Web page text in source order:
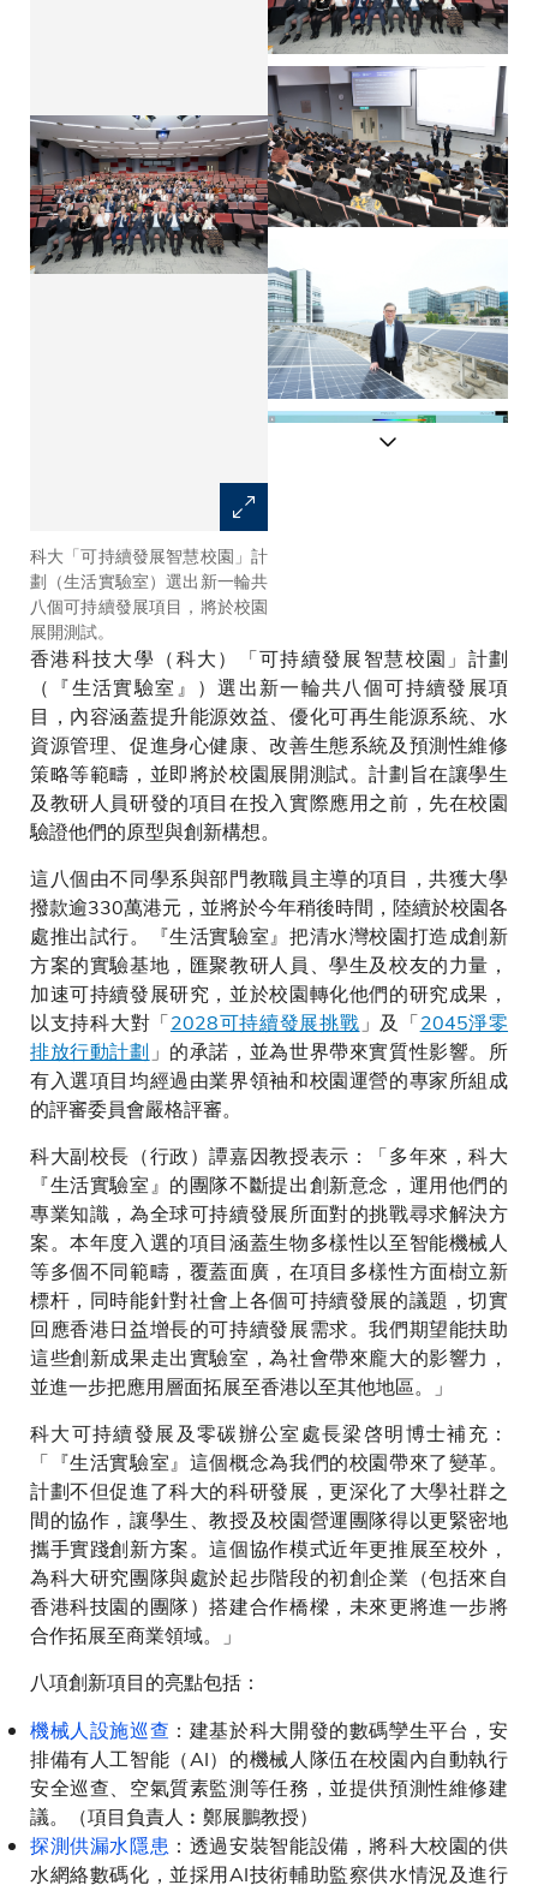
科大「可持續發展智慧校園」計
劃（生活實驗室）選出新一輪共
八個可持續發展項目，將於校園
展開測試。
香港科技大學（科大）「可持續發展智慧校園」計劃
（『生活實驗室』）選出新一輪共八個可持續發展項
目，內容涵蓋提升能源效益、優化可再生能源系統、水
資源管理、促進身心健康、改善生態系統及預測性維修
策略等範疇，並即將於校園展開測試。計劃旨在讓學生
及教研人員研發的項目在投入實際應用之前，先在校園
驗證他們的原型與創新構想。
這八個由不同學系與部門教職員主導的項目，共獲大學
撥款逾330萬港元，並將於今年稍後時間，陸續於校園各
處推出試行。『生活實驗室』把清水灣校園打造成創新
方案的實驗基地，匯聚教研人員、學生及校友的力量，
加速可持續發展研究，並於校園轉化他們的研究成果，
以支持科大對「2028可持續發展挑戰 」及「2045淨零
排放行動計劃 」的承諾，並為世界帶來實質性影響。所
有入選項目均經過由業界領袖和校園運營的專家所組成
的評審委員會嚴格評審。
科大副校長（行政）譚嘉因教授表示：「多年來，科大
『生活實驗室』的團隊不斷提出創新意念，運用他們的
專業知識，為全球可持續發展所面對的挑戰尋求解決方
案。本年度入選的項目涵蓋生物多樣性以至智能機械人
等多個不同範疇，覆蓋面廣，在項目多樣性方面樹立新
標杆，同時能針對社會上各個可持續發展的議題，切實
回應香港日益增長的可持續發展需求。我們期望能扶助
這些創新成果走出實驗室，為社會帶來龐大的影響力，
並進一步把應用層面拓展至香港以至其他地區。」
科大可持續發展及零碳辦公室處長梁啓明博士補充：
「『生活實驗室』這個概念為我們的校園帶來了變革。
計劃不但促進了科大的科研發展，更深化了大學社群之
間的協作，讓學生、教授及校園營運團隊得以更緊密地
攜手實踐創新方案。這個協作模式近年更推展至校外，
為科大研究團隊與處於起步階段的初創企業（包括來自
香港科技園的團隊）搭建合作橋樑，未來更將進一步將
合作拓展至商業領域。」
八項創新項目的亮點包括：
機械人設施巡查 ：建基於科大開發的數碼孿生平台，安
排備有人工智能（AI）的機械人隊伍在校園內自動執行
安全巡查、空氣質素監測等任務，並提供預測性維修建
議。（項目負責人︰鄭展鵬教授）
探測供漏水隱患 ：透過安裝智能設備，將科大校園的供
水網絡數碼化，並採用AI技術輔助監察供水情況及進行